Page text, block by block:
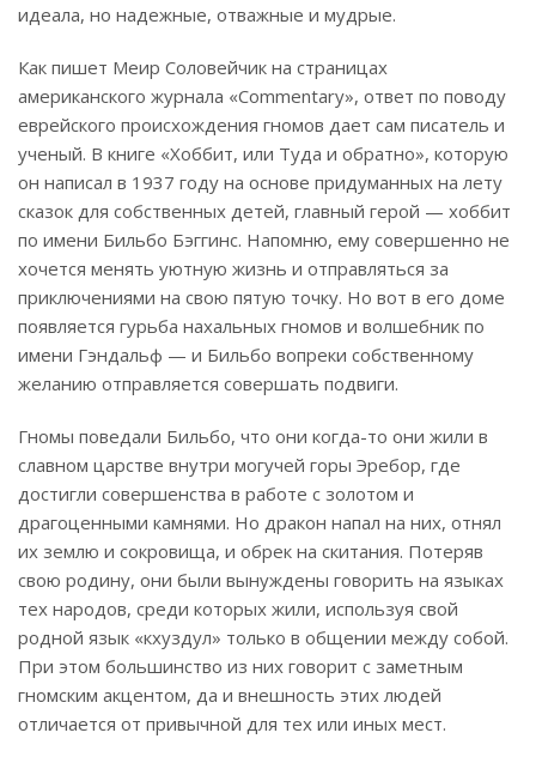
идеала, но надежные, отважные и мудрые.
Как пишет Меир Соловейчик на страницах
американского журнала «Commentary», ответ по поводу
еврейского происхождения гномов дает сам писатель и
ученый. В книге «Хоббит, или Туда и обратно», которую
он написал в 1937 году на основе придуманных на лету
сказок для собственных детей, главный герой — хоббит
по имени Бильбо Бэггинс. Напомню, ему совершенно не
хочется менять уютную жизнь и отправляться за
приключениями на свою пятую точку. Но вот в его доме
появляется гурьба нахальных гномов и волшебник по
имени Гэндальф — и Бильбо вопреки собственному
желанию отправляется совершать подвиги.
Гномы поведали Бильбо, что они когда-то они жили в
славном царстве внутри могучей горы Эребор, где
достигли совершенства в работе с золотом и
драгоценными камнями. Но дракон напал на них, отнял
их землю и сокровища, и обрек на скитания. Потеряв
свою родину, они были вынуждены говорить на языках
тех народов, среди которых жили, используя свой
родной язык «кхуздул» только в общении между собой.
При этом большинство из них говорит с заметным
гномским акцентом, да и внешность этих людей
отличается от привычной для тех или иных мест.